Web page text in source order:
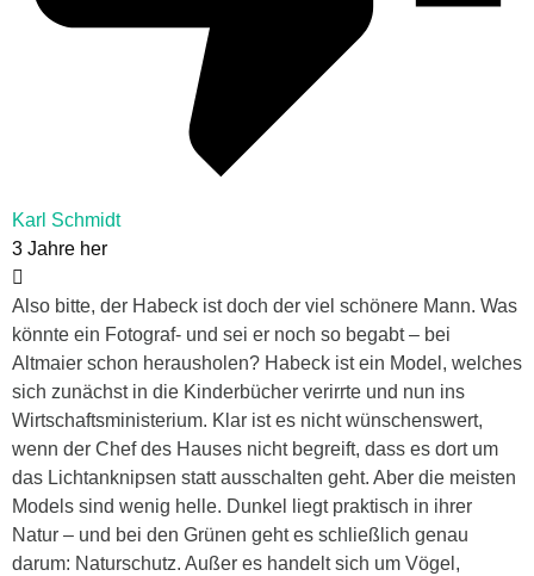
Karl Schmidt
3 Jahre her
Also bitte, der Habeck ist doch der viel schönere Mann. Was
könnte ein Fotograf- und sei er noch so begabt – bei
Altmaier schon herausholen? Habeck ist ein Model, welches
sich zunächst in die Kinderbücher verirrte und nun ins
Wirtschaftsministerium. Klar ist es nicht wünschenswert,
wenn der Chef des Hauses nicht begreift, dass es dort um
das Lichtanknipsen statt ausschalten geht. Aber die meisten
Models sind wenig helle. Dunkel liegt praktisch in ihrer
Natur – und bei den Grünen geht es schließlich genau
darum: Naturschutz. Außer es handelt sich um Vögel,